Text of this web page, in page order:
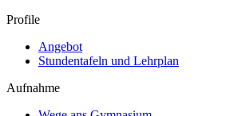
Profile
Angebot
Stundentafeln und Lehrplan
Aufnahme